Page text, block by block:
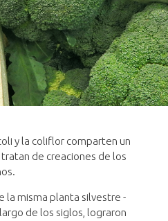
y la coliflor comparten un
de creaciones de los
la misma planta silvestre -
de los siglos, lograron